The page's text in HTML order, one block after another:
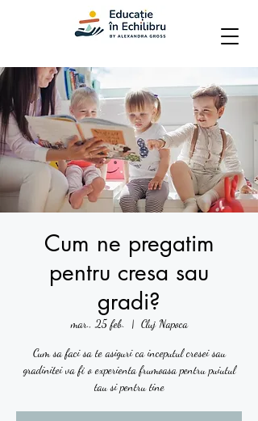
Cum ne pregatim
pentru cresa sau
gradi?
mar., 25 feb.
  |
Cluj Napoca
Cum sa faci sa te asiguri ca inceputul cresei sau
gradinitei va fi o experienta frumoasa pentru puiutul
tau si pentru tine